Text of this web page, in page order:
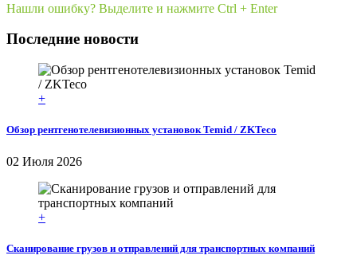
Нашли ошибку? Выделите и нажмите Ctrl + Enter
Последние новости
+
Обзор рентгенотелевизионных установок Temid / ZKTeco
02 Июля 2026
+
Сканирование грузов и отправлений для транспортных компаний